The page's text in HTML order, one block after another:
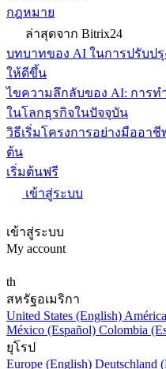
กฎหมาย
ล่าสุดจาก Bitrix24
บทบาทของ AI ในการปรับป
ให้ดีขึ้น
ไขความลึกลับของ AI: การท
ในโลกธุรกิจในปัจจุบัน
วิธีเริ่มโครงการอย่างมืออา
ต้น
เริ่มต้นฟรี
เข้าสู่ระบบ
เข้าสู่ระบบ
My account
th
สหรัฐอเมริกา
United States (English)
México (Español) Colombia
ยุโรป
Europe (English) Deutschland